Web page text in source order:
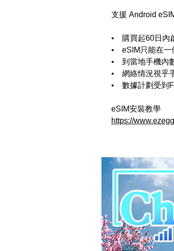
支援 Android
• 購買起60日內
• eSIM只能在一
• 到當地手機內
• 網絡情況視乎
• 數據計劃受到
eSIM安裝教學
https://